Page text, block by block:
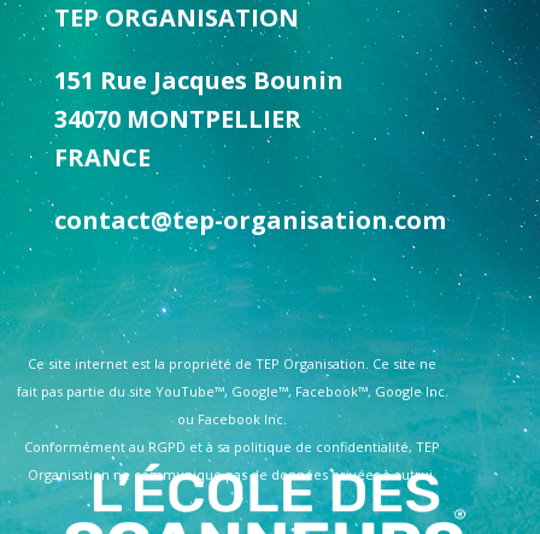
TEP ORGANISATION
151 Rue Jacques Bounin
34070 MONTPELLIER
FRANCE
contact@tep-organisation.com
Ce site internet est la propriété de TEP Organisation. Ce site ne
fait pas partie du site YouTube™, Google™, Facebook™, Google Inc.
ou Facebook Inc.
Conformément au RGPD et à sa politique de confidentialité, TEP
Organisation ne communique pas de données privées à autrui.